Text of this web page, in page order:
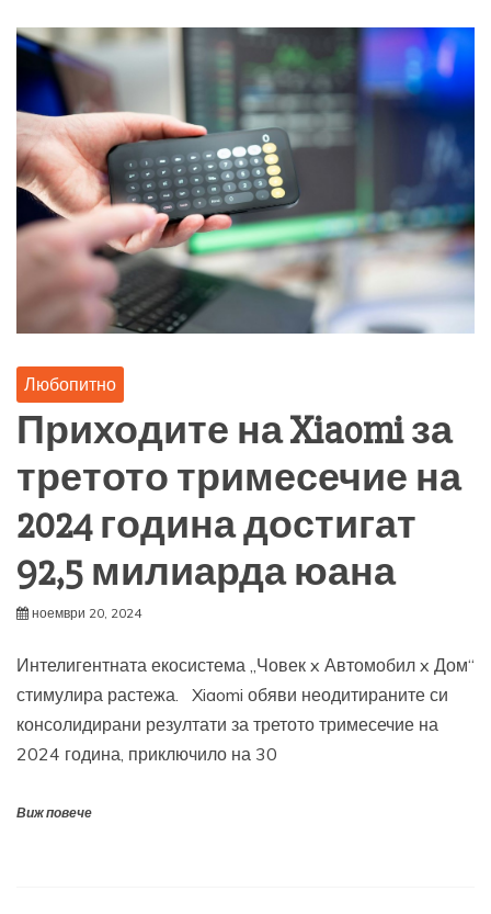
Любопитно
Приходите на Xiaomi за
третото тримесечие на
2024 година достигат
92,5 милиарда юана
ноември 20, 2024
Интелигентната екосистема „Човек x Автомобил x Дом“
стимулира растежа. Xiaomi обяви неодитираните си
консолидирани резултати за третото тримесечие на
2024 година, приключило на 30
Виж повече